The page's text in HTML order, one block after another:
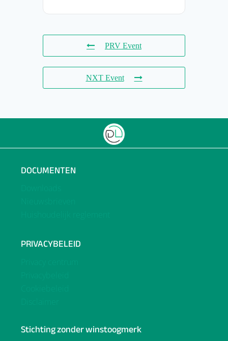
PRV Event
NXT Event
DOCUMENTEN
PRIVACYBELEID
Stichting zonder winstoogmerk